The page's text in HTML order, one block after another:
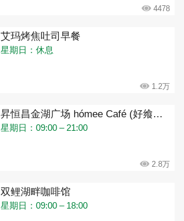
4478
艾玛烤焦吐司早餐
星期日：休息
1.2万
昇恒昌金湖广场 hómee Café (好飨咖啡)
星期日：09:00 – 21:00
2.8万
双鲤湖畔咖啡馆
星期日：09:00 – 18:00